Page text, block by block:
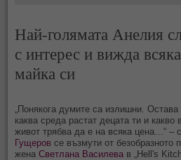
Най-голямата Анелия
с интерес и вижда
майка си
„Понякога думите са излишни.
каква среда растат децата ти и
живот трябва да е на всяка цена…“ –
Гущеров се възмути от безобразното
женаСветлана Василева в „Hell's